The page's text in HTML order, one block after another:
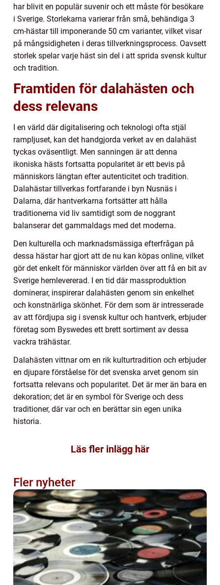
har blivit en populär suvenir och ett måste för besökare
i Sverige. Storlekarna varierar från små, behändiga 3
cm-hästar till imponerande 50 cm varianter, vilket visar
på mångsidigheten i deras tillverkningsprocess. Oavsett
storlek spelar varje häst sin del i att sprida svensk kultur
och tradition.
Framtiden för dalahästen och
dess relevans
I en värld där digitalisering och teknologi ofta stjäl
rampljuset, kan det handgjorda verket av en dalahäst
tyckas oväsentligt. Men sanningen är att denna
ikoniska hästs fortsatta popularitet är ett bevis på
människors längtan efter autenticitet och tradition.
Dalahästar tillverkas fortfarande i byn Nusnäs i
Dalarna, där hantverkarna fortsätter att hålla
traditionerna vid liv samtidigt som de noggrant
balanserar det gammaldags med det moderna.
Den kulturella och marknadsmässiga efterfrågan på
dessa hästar har gjort att de nu kan köpas online, vilket
gör det enkelt för människor världen över att få en bit av
Sverige hemlevererad. I en tid där massproduktion
dominerar, inspirerar dalahästen genom sin enkelhet
och konstnärliga skönhet. För dem som är intresserade
av att fördjupa sig i svensk kultur och hantverk, erbjuder
företag som Byswedes ett brett sortiment av dessa
vackra trähästar.
Dalahästen vittnar om en rik kulturtradition och erbjuder
en djupare förståelse för det svenska arvet genom sin
fortsatta relevans och popularitet. Det är mer än bara en
dekoration; det är en symbol för Sverige och dess
traditioner, där var och en berättar sin egen unika
historia.
Läs fler inlägg här
Fler nyheter